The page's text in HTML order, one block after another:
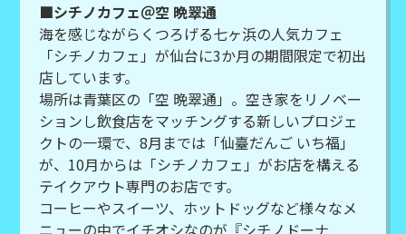
■シチノカフェ＠空 晩翠通
海を感じながらくつろげる七ヶ浜の人気カフェ
「シチノカフェ」が仙台に3か月の期間限定で初出
店しています。
場所は青葉区の「空 晩翠通」。空き家をリノベー
ションし飲食店をマッチングする新しいプロジェ
クトの一環で、8月までは「仙臺だんご いち福」
が、10月からは「シチノカフェ」がお店を構える
テイクアウト専門のお店です。
コーヒーやスイーツ、ホットドッグなど様々なメ
ニューの中でイチオシなのが『シチノドーナ